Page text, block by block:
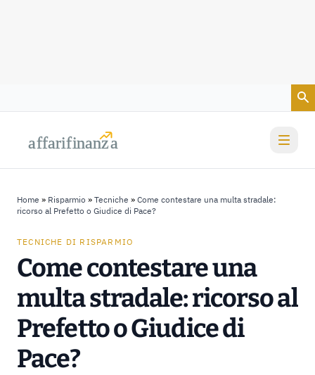
affarifinanza
affarifinanza
Home » Risparmio » Tecniche » Come contestare una multa stradale:
ricorso al Prefetto o Giudice di Pace?
TECNICHE DI RISPARMIO
Come contestare una
multa stradale: ricorso al
Prefetto o Giudice di
Pace?